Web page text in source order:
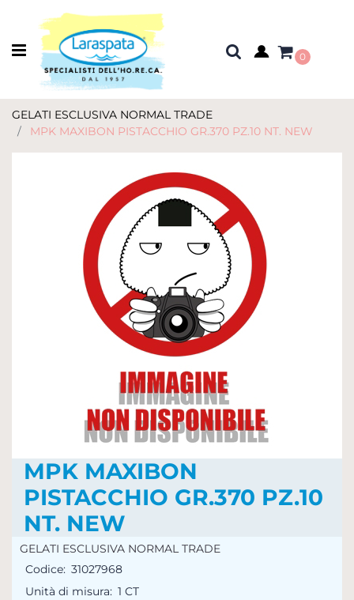
Open menu
0
GELATI ESCLUSIVA NORMAL TRADE
MPK MAXIBON PISTACCHIO GR.370 PZ.10 NT. NEW
MPK MAXIBON
PISTACCHIO GR.370 PZ.10
NT. NEW
GELATI ESCLUSIVA NORMAL TRADE
Codice: 31027968
Unità di misura: 1 CT